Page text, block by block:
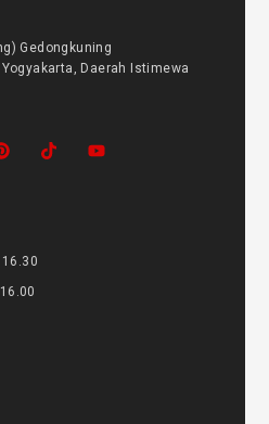
Gedongkuning
Daerah Istimewa